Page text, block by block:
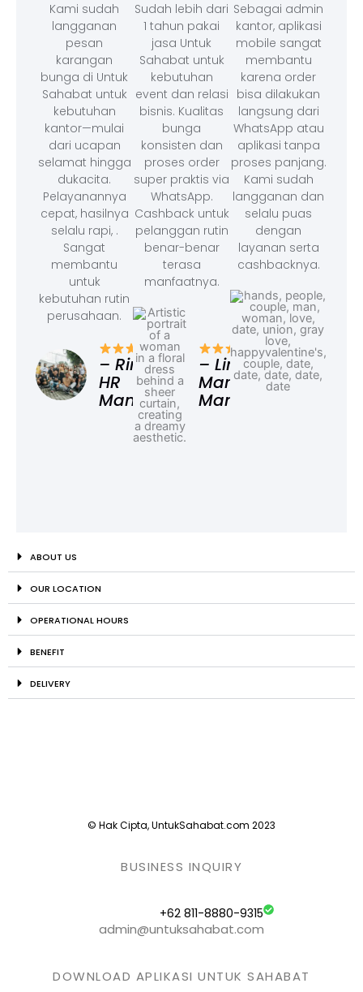
Kami sudah
langganan
pesan
karangan
bunga di Untuk
Sahabat untuk
kebutuhan
kantor—mulai
dari ucapan
selamat hingga
dukacita.
Pelayanannya
cepat, hasilnya
selalu rapi, .
Sangat
membantu
untuk
kebutuhan rutin
perusahaan.
– Rina,
HR
Manager
Sudah lebih dari
1 tahun pakai
jasa Untuk
Sahabat untuk
kebutuhan
event dan relasi
bisnis. Kualitas
bunga
konsisten dan
proses order
super praktis via
WhatsApp.
Cashback untuk
pelanggan rutin
benar-benar
terasa
manfaatnya.
– Linda,
Marketing
Manager
Sebagai admin
kantor, aplikasi
mobile sangat
membantu
karena order
bisa dilakukan
langsung dari
WhatsApp atau
aplikasi tanpa
proses panjang.
Kami sudah
langganan dan
selalu puas
dengan
layanan serta
cashbacknya.
ABOUT US
OUR LOCATION
OPERATIONAL HOURS
BENEFIT
DELIVERY
© Hak Cipta, UntukSahabat.com 2023
BUSINESS INQUIRY
+62 811-8880-9315
admin@untuksahabat.com
DOWNLOAD APLIKASI UNTUK SAHABAT